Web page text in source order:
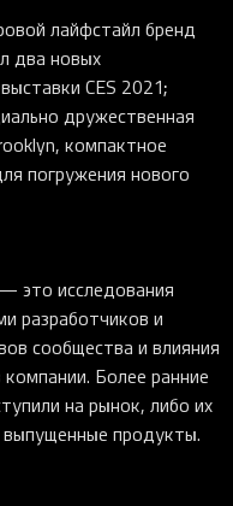
лайфстайл бренд
два новых
CES 2021;
дружественная
компактное
погружения нового
это исследования
разработчиков и
сообщества и влияния
Более ранние
на рынок, либо их
продукты.